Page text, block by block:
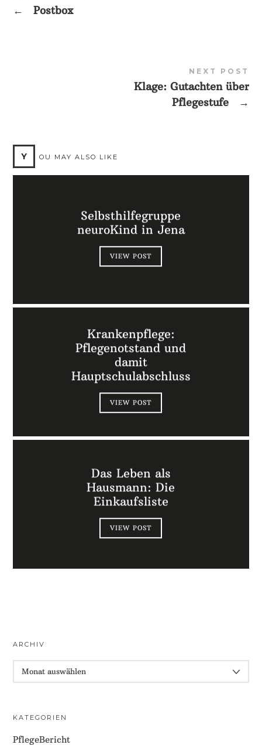
← Postbox
NEXT POST
Klage: Gutachten über
Pflegestufe
→
Y OU MAY ALSO LIKE
Selbsthilfegruppe
neuroKind in Jena
VIEW POST
Krankenpflege:
Pflegenotstand und
damit
Hauptschulabschluss
VIEW POST
Das Leben als
Hausmann: Die
Einkaufsliste
VIEW POST
ARCHIV
KATEGORIEN
PflegeBericht